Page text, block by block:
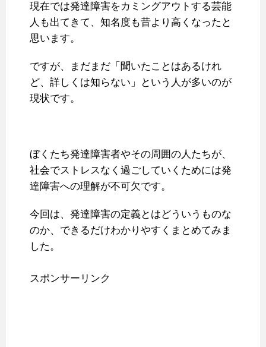
現在では発達障害をカミングアウトする芸能
人も出てきて、知名度も昔より高くなったと
思います。
ですが、まだまだ「聞いたことはあるけれ
ど、詳しくは知らない」という人が多いのが
現状です。
ぼくたち発達障害者やその周囲の人たちが、
社会でストレスなく過ごしていくためには発
達障害への理解が不可欠です。
今回は、発達障害の定義とはどういうものな
のか、できるだけわかりやすくまとめてみま
した。
スポンサーリンク